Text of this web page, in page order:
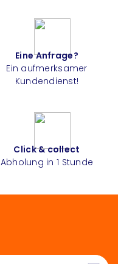
Eine Anfrage?
Ein aufmerksamer
Kundendienst!
Click & collect
Abholung in 1 Stunde